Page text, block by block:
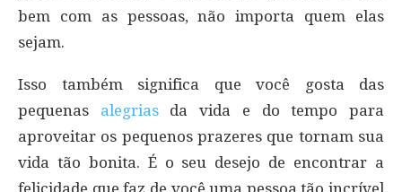
bem com as pessoas, não importa quem elas
sejam.
Isso também significa que você gosta das
pequenas alegriasda vida e do tempo para
aproveitar os pequenos prazeres que tornam sua
vida tão bonita. É o seu desejo de encontrar a
felicidade que faz de você uma pessoa tão incrível